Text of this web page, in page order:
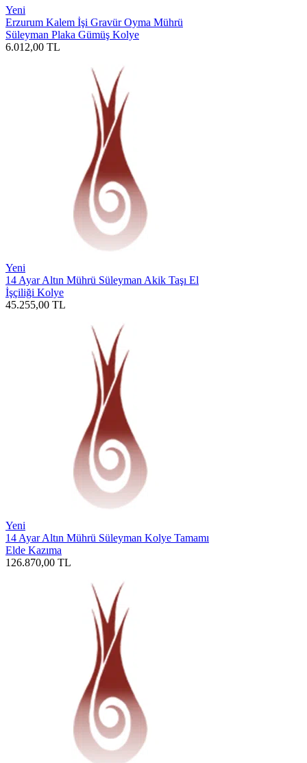
Yeni
Erzurum Kalem İşi Gravür Oyma Mührü
Süleyman Plaka Gümüş Kolye
6.012,00 TL
Yeni
14 Ayar Altın Mührü Süleyman Akik Taşı El
İşçiliği Kolye
45.255,00 TL
Yeni
14 Ayar Altın Mührü Süleyman Kolye Tamamı
Elde Kazıma
126.870,00 TL